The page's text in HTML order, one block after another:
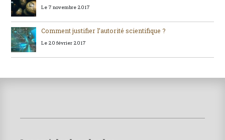
Le 7 novembre 2017
Comment justifier l’autorité scientifique ?
Le 20 février 2017